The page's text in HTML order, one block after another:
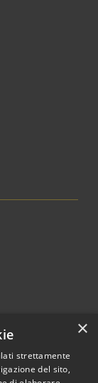
×
strettamente
del sito,